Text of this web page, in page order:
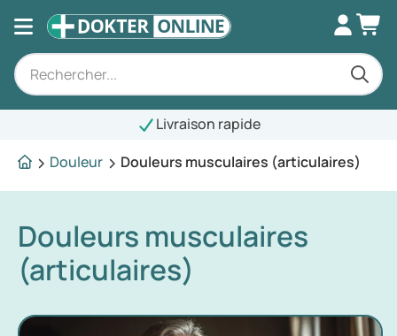
Livraison rapide
Douleur
Douleurs musculaires (articulaires)
Douleurs musculaires
(articulaires)